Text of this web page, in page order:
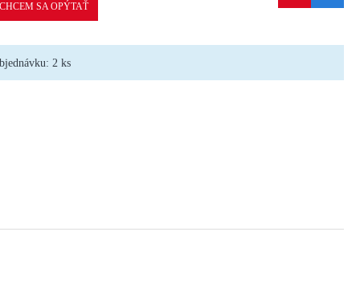
CHCEM SA OPÝTAŤ
2 ks